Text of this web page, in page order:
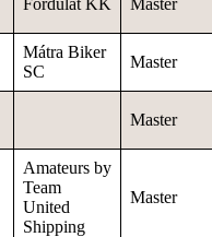
Fordulat KK Master
Mátra Biker
SC
Master
Master
Amateurs by
Team
United
Shipping
Master